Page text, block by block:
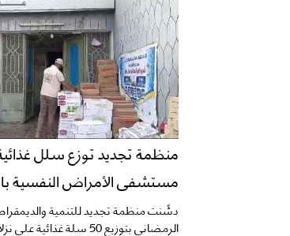
منظمة تجديد توزع سلل غذائية
مستشفى الأمراض النفسية
دشّنت منظمة تجديد للتنمية
الرمضاني بتوزيع 50 سلة